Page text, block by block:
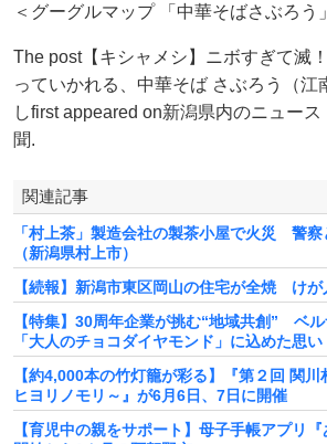
＜グーグルマップ 「中華そばさぶろう
The post【キシャメシ】ニボすぎて滅
っていかれる、中華そば さぶろう（江
しfirst appeared on新潟県内のニュー
聞.
関連記事
「村上茶」製造会社の製茶小屋で火災 警
（新潟県村上市）
【続報】新潟市東区岡山の住宅が全焼 けが
【特集】30周年企業が挑む“地域共創” ベル
「大人のチョコダイヤモンド」に込めた思い
【約4,000本の竹灯籠が彩る】『第２回 関
ヒヨリノモリ～』が6月6日、7日に開催
【育児中の親をサポート】母子手帳アプリ